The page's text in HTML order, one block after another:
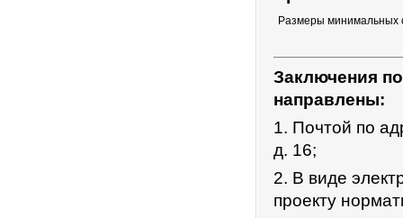
Размеры минимальных
Заключения
направлены:
1. Почтой по
д. 16;
2. В виде
проекту